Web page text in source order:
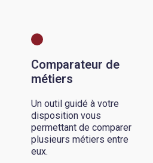
Comparateur de
métiers
Un outil guidé à votre
disposition vous
permettant de comparer
plusieurs métiers entre
eux.